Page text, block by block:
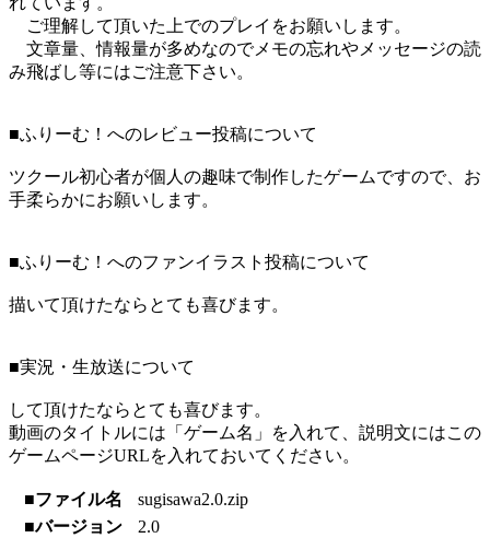
ご理解して頂いた上でのプレイをお願いします。
文章量、情報量が多めなのでメモの忘れやメッセージの読
み飛ばし等にはご注意下さい。
■ふりーむ！へのレビュー投稿について
ツクール初心者が個人の趣味で制作したゲームですので、お
手柔らかにお願いします。
■ふりーむ！へのファンイラスト投稿について
描いて頂けたならとても喜びます。
■実況・生放送について
して頂けたならとても喜びます。
動画のタイトルには「ゲーム名」を入れて、説明文にはこの
ゲームページURLを入れておいてください。
■ファイル名
sugisawa2.0.zip
■バージョン
2.0